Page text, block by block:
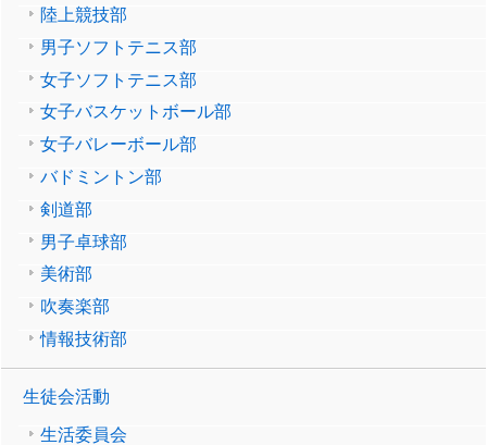
陸上競技部
男子ソフトテニス部
女子ソフトテニス部
女子バスケットボール部
女子バレーボール部
バドミントン部
剣道部
男子卓球部
美術部
吹奏楽部
情報技術部
生徒会活動
生活委員会